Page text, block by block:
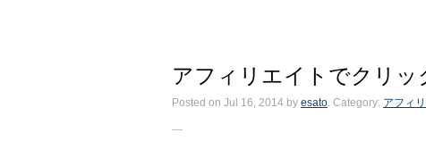
アフィリエイトでクリッ
Posted on Jul 16, 2014 by esato. Category: アフィ